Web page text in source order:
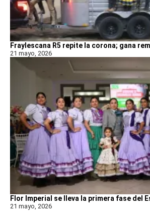
Fraylescana R5 repite la corona; gana
21 mayo, 2026
Flor Imperial se lleva la primera fase del
21 mayo, 2026